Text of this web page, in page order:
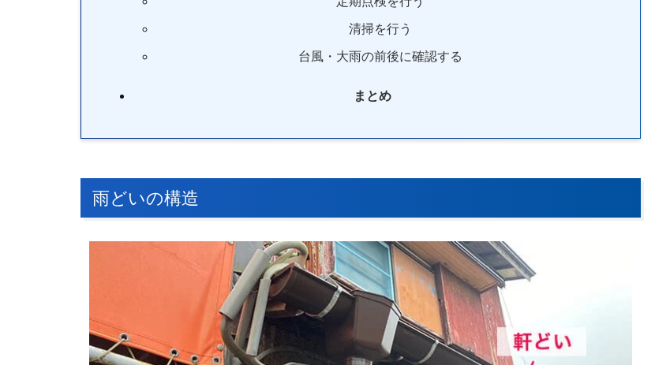
清掃を行う
台風・大雨の前後に確認する
まとめ
雨どいの構造